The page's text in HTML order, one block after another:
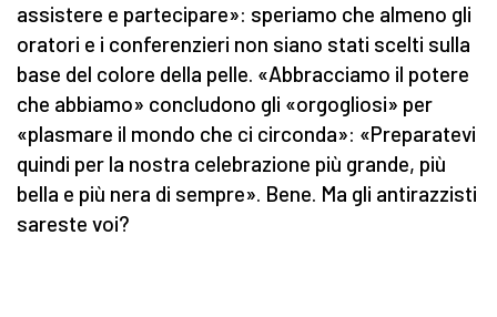
assistere e partecipare»: speriamo che almeno gli
oratori e i conferenzieri non siano stati scelti sulla
base del colore della pelle. «Abbracciamo il potere
che abbiamo» concludono gli «orgogliosi» per
«plasmare il mondo che ci circonda»: «Preparatevi
quindi per la nostra celebrazione più grande, più
bella e più nera di sempre». Bene. Ma gli antirazzisti
sareste voi?